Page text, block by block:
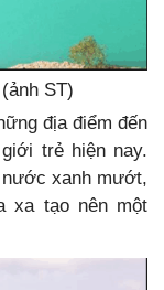
ST)
địa điểm đến
trẻ hiện nay.
xanh mướt,
xa tạo nên một